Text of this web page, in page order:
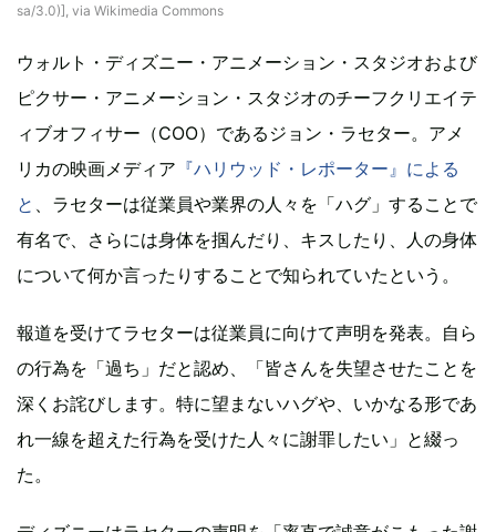
sa/3.0)], via Wikimedia Commons
ウォルト・ディズニー・アニメーション・スタジオおよび
ピクサー・アニメーション・スタジオのチーフクリエイテ
ィブオフィサー（COO）であるジョン・ラセター。アメ
リカの映画メディア 『ハリウッド・レポーター』による
と
、ラセターは従業員や業界の人々を「ハグ」することで
有名で、さらには身体を掴んだり、キスしたり、人の身体
について何か言ったりすることで知られていたという。
報道を受けてラセターは従業員に向けて声明を発表。自ら
の行為を「過ち」だと認め、「皆さんを失望させたことを
深くお詫びします。特に望まないハグや、いかなる形であ
れ一線を超えた行為を受けた人々に謝罪したい」と綴っ
た。